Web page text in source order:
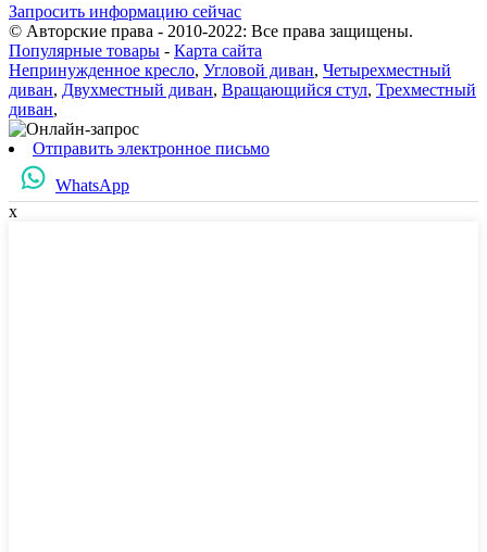
Запросить информацию сейчас
© Авторские права - 2010-2022: Все права защищены.
Популярные товары - Карта сайта
Непринужденное кресло, Угловой диван, Четырехместный
диван, Двухместный диван, Вращающийся стул, Трехместный
диван,
Отправить электронное письмо
WhatsApp
x